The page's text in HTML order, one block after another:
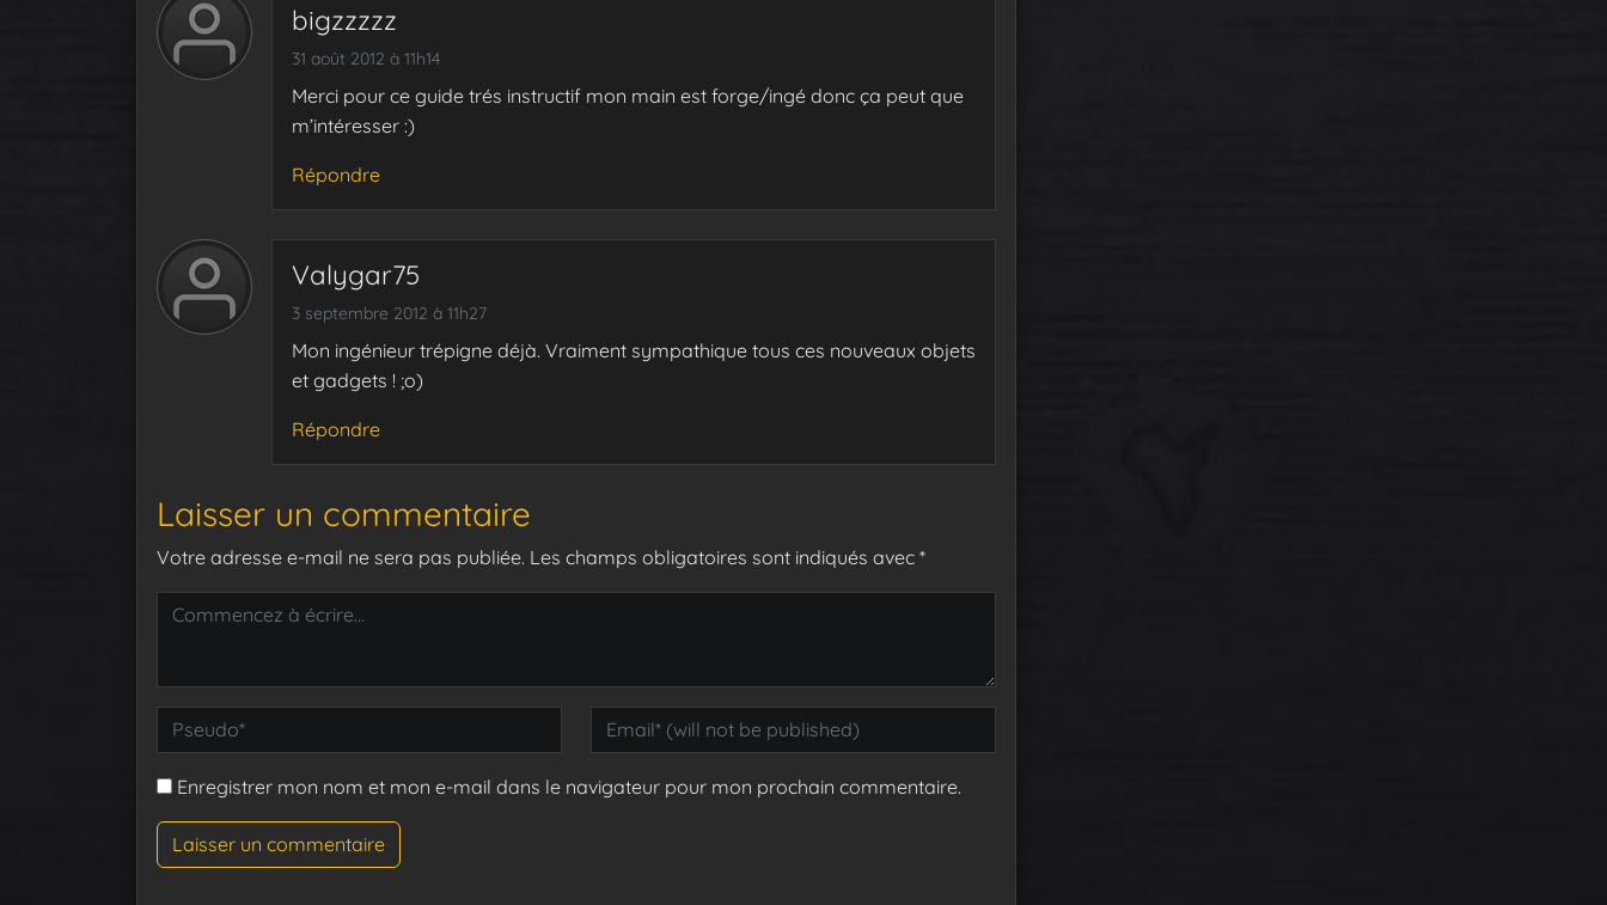
bigzzzzz
31 août 2012 à 11h14
Merci pour ce guide trés instructif mon main est forge/ingé donc ça peut que
m’intéresser :)
Répondre
Valygar75
3 septembre 2012 à 11h27
Mon ingénieur trépigne déjà. Vraiment sympathique tous ces nouveaux objets
et gadgets ! ;o)
Répondre
Laisser un commentaire
Votre adresse e-mail ne sera pas publiée. Les champs obligatoires sont indiqués avec *
Enregistrer mon nom et mon e-mail dans le navigateur pour mon prochain commentaire.